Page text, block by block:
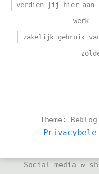
verdien jij hier aan
werk
zakelijk gebruik
Theme:
Social media &